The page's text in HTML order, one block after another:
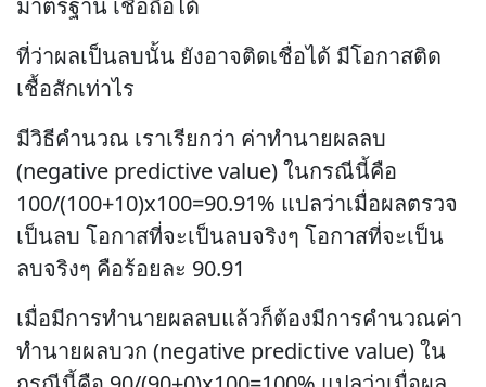
มาตรฐาน เชื่อถือได้
ที่ว่าผลเป็นลบนั้น ยังอาจติดเชื่อได้ มีโอกาสติด
เชื้อสักเท่าไร
มีวิธีคำนวณ เราเรียกว่า ค่าทำนายผลลบ
(negative predictive value) ในกรณีนี้คือ
100/(100+10)x100=90.91% แปลว่าเมื่อผลตรวจ
เป็นลบ โอกาสที่จะเป็นลบจริงๆ โอกาสที่จะเป็น
ลบจริงๆ คือร้อยละ 90.91
เมื่อมีการทำนายผลลบแล้วก็ต้องมีการคำนวณค่า
ทำนายผลบวก (negative predictive value) ใน